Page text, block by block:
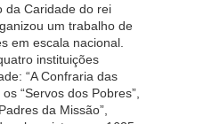
da Caridade do rei
um trabalho de
em escala nacional.
instituições
“A Confraria das
“Servos dos Pobres”,
da Missão”,